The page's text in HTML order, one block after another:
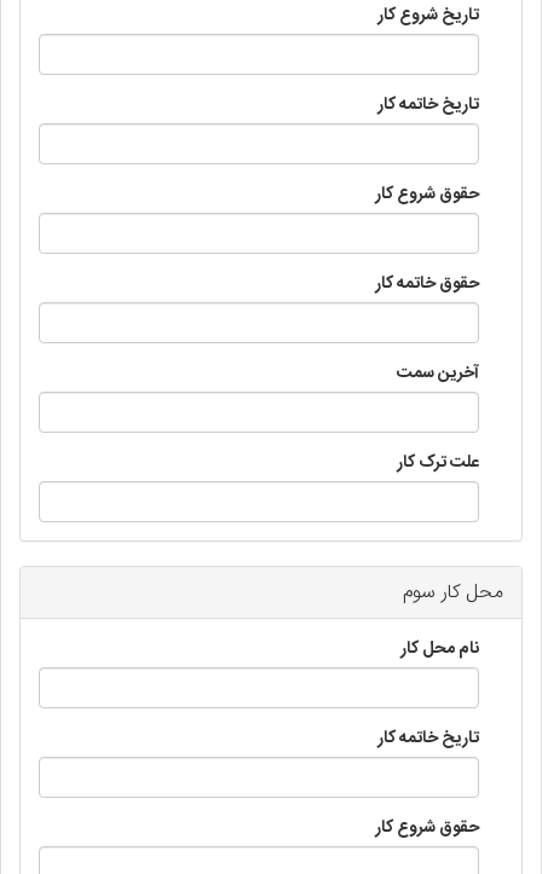
تاریخ شروع کار
تاریخ خاتمه کار
حقوق شروع کار
حقوق خاتمه کار
آخرین سمت
علت ترک کار
محل کار سوم
نام محل کار
تاریخ خاتمه کار
حقوق شروع کار